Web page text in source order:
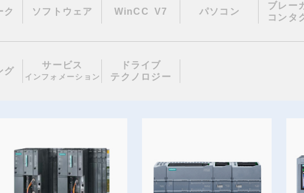
ク ソフトウェア WinCC V7 パソコン
ブレー
コンタ
グ
サービス
インフォメーション
ドライブ
テクノロジー